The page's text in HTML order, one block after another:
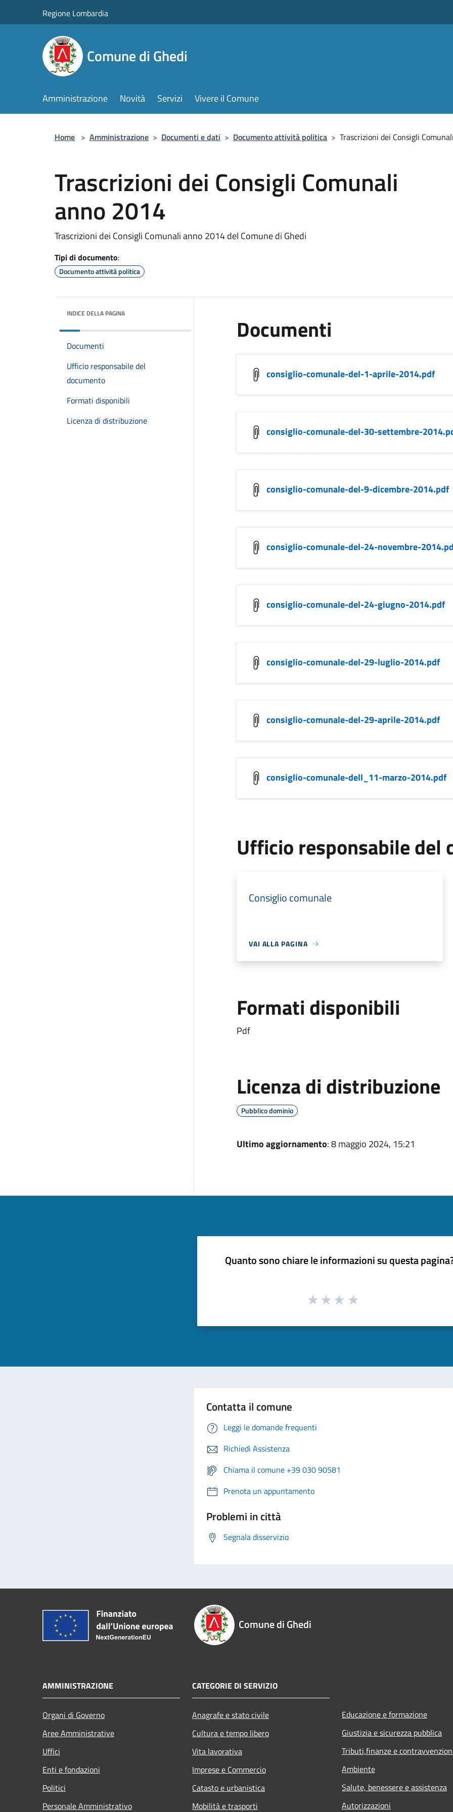
Regione Lombardia
Comune di Ghedi
Amministrazione Novità Servizi Vivere il Comune
Home > Amministrazione > Documenti e dati > Documento attività politica > Trascrizioni dei Consigli
Trascrizioni dei Consigli Comunali
anno 2014
Trascrizioni dei Consigli Comunali anno 2014 del Comune di Ghedi
Tipi di documento:
Documento attività politica
INDICE DELLA PAGINA
Documenti
Ufficio responsabile del
documento
Formati disponibili
Licenza di distribuzione
Documenti
consiglio-comunale-del-1-aprile-2014.pdf
consiglio-comunale-del-30-settembre-
consiglio-comunale-del-9-dicembre-2014.pdf
consiglio-comunale-del-24-novembre-
consiglio-comunale-del-24-giugno-2014.pdf
consiglio-comunale-del-29-luglio-2014.pdf
consiglio-comunale-del-29-aprile-2014.pdf
consiglio-comunale-dell_11-marzo-2014.pdf
Ufficio responsabile del
Consiglio comunale
VAI ALLA PAGINA
Formati disponibili
Pdf
Licenza di distribuzione
Pubblico dominio
Ultimo aggiornamento: 8 maggio 2024, 15:21
Quanto sono chiare le informazioni su questa
Contatta il comune
Leggi le domande frequenti
Richiedi Assistenza
Chiama il comune +39 030 90581
Prenota un appuntamento
Problemi in città
Segnala disservizio
Comune di Ghedi
AMMINISTRAZIONE
Organi di Governo
Aree Amministrative
Uffici
Enti e fondazioni
Politici
Personale Amministrativo
CATEGORIE DI SERVIZIO
Anagrafe e stato civile
Cultura e tempo libero
Vita lavorativa
Imprese e Commercio
Catasto e urbanistica
Mobilità e trasporti
Educazione e formazione
Giustizia e sicurezza pubblica
Tributi,finanze e
Ambiente
Salute, benessere e assistenza
Autorizzazioni